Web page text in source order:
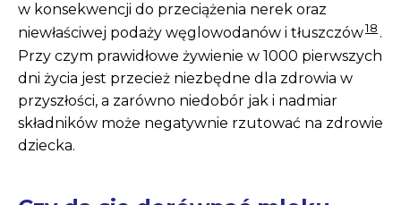
w konsekwencji do przeciążenia nerek oraz
niewłaściwej podaży węglowodanów i tłuszczów18 .
Przy czym prawidłowe żywienie w 1000 pierwszych
dni życia jest przecież niezbędne dla zdrowia w
przyszłości, a zarówno niedobór jak i nadmiar
składników może negatywnie rzutować na zdrowie
dziecka.